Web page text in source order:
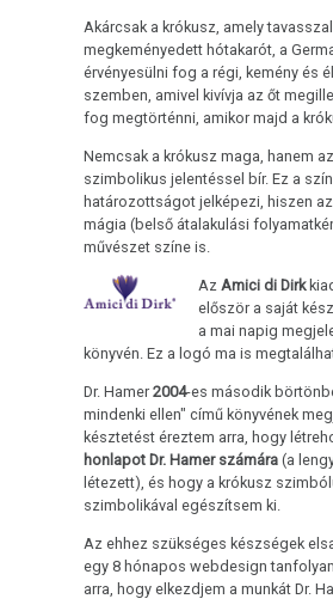
Biológiai
természettörvény
természettörvény
Biológiai
természettörvény
Biológiai
Biológiai
természettörvény
Kezűség
szerkesztés
Akárcsak a krókusz, amely
megkeményedett hótakarót, a
érvényesülni fog a régi, kemény és
szemben, amivel kivívja az őt
fog megtörténni, amikor majd a
Nemcsak a krókusz maga, hanem
szimbolikus jelentéssel bír. Ez a
határozottságot jelképezi, hiszen
mágia (belső átalakulási
művészet színe is.
AzAmici di Dirk
először a saját
a mai napig
könyvén. Ez a logó ma is
Dr. Hamer2004-es második
mindenki ellen" című könyvének
késztetést éreztem arra, hogy
honlapot Dr. Hamer számára (a
létezett), és hogy a krókusz
szimbolikával egészítsem ki.
Az ehhez szükséges készségek
egy 8 hónapos webdesign
arra, hogy elkezdjem a munkát Dr.